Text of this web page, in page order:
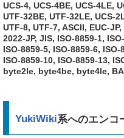
UCS-4, UCS-4BE, UCS-4LE,
UTF-32BE, UTF-32LE, UCS-
UTF-8, UTF-7, ASCII, EUC-
2022-JP, JIS, ISO-8859-1,
ISO-8859-5, ISO-8859-6,
ISO-8859-10, ISO-8859-13,
byte2le, byte4be, byte4le,
YukiWiki系へのエン